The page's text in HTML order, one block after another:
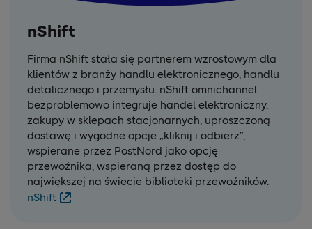
nShift
Firma nShift stała się partnerem wzrostowym dla
klientów z branży handlu elektronicznego, handlu
detalicznego i przemysłu. nShift omnichannel
bezproblemowo integruje handel elektroniczny,
zakupy w sklepach stacjonarnych, uproszczoną
dostawę i wygodne opcje „kliknij i odbierz”,
wspierane przez PostNord jako opcję
przewoźnika, wspieraną przez dostęp do
największej na świecie biblioteki przewoźników.
nShift